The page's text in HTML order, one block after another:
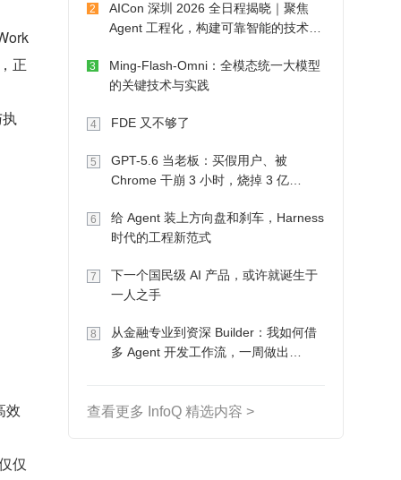
正
效
仅
2
AICon 深圳 2026 全日程揭晓｜聚焦
Agent 工程化，构建可靠智能的技术路
3
Ming-Flash-Omni：全模态统一大模型
的关键技术与实践
4 FDE 又不够了
5
GPT-5.6 当老板：买假用户、被
Chrome 干崩 3 小时，烧掉 3 亿
6
给 Agent 装上方向盘和刹车，Harness
时代的工程新范式
7
下一个国民级 AI 产品，或许就诞生于
一人之手
8
从金融专业到资深 Builder：我如何借
多 Agent 开发工作流，一周做出
查看更多 InfoQ 精选内容 >